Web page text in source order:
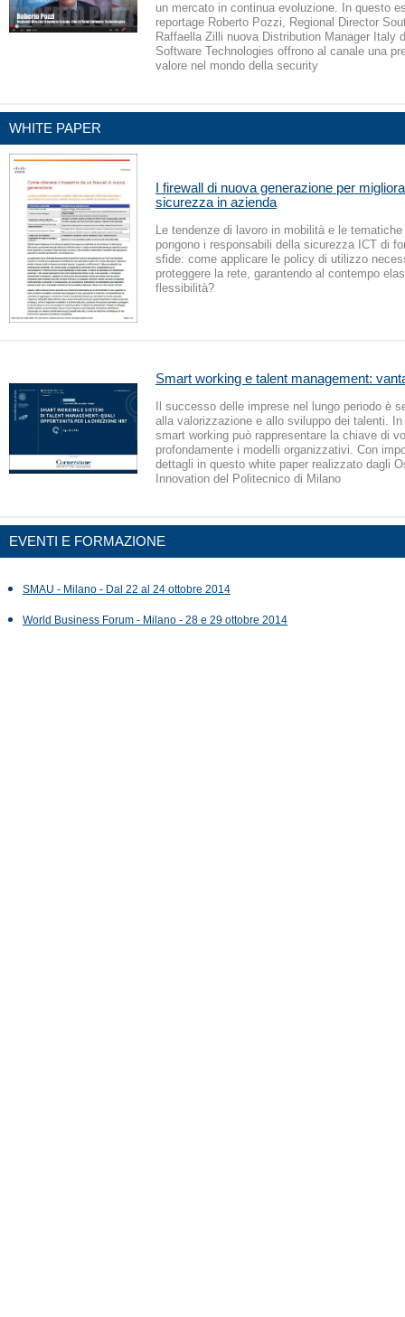
un mercato in continua evoluzione. In questo
reportage Roberto Pozzi, Regional Director
Raffaella Zilli nuova Distribution Manager Italy
Software Technologies offrono al canale una
valore nel mondo della security
WHITE PAPER
I firewall di nuova generazione per
sicurezza in azienda
Le tendenze di lavoro in mobilità e le
pongono i responsabili della sicurezza ICT di
sfide: come applicare le policy di utilizzo
proteggere la rete, garantendo al contempo
flessibilità?
Smart working e talent management:
Il successo delle imprese nel lungo periodo è
alla valorizzazione e allo sviluppo dei talenti.
smart working può rappresentare la chiave di
profondamente i modelli organizzativi. Con
dettagli in questo white paper realizzato dagli
Innovation del Politecnico di Milano
EVENTI E FORMAZIONE
SMAU - Milano - Dal 22 al 24 ottobre 2014
World Business Forum - Milano - 28 e 29 ottobre 2014